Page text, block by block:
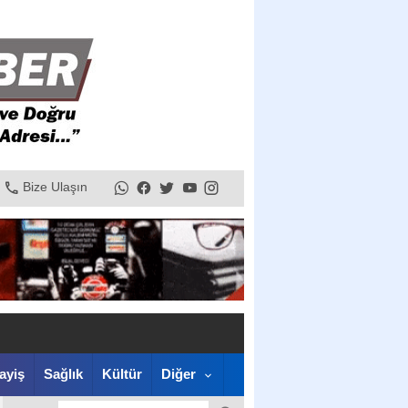
Bize Ulaşın
Sağlık Kültür Diğer